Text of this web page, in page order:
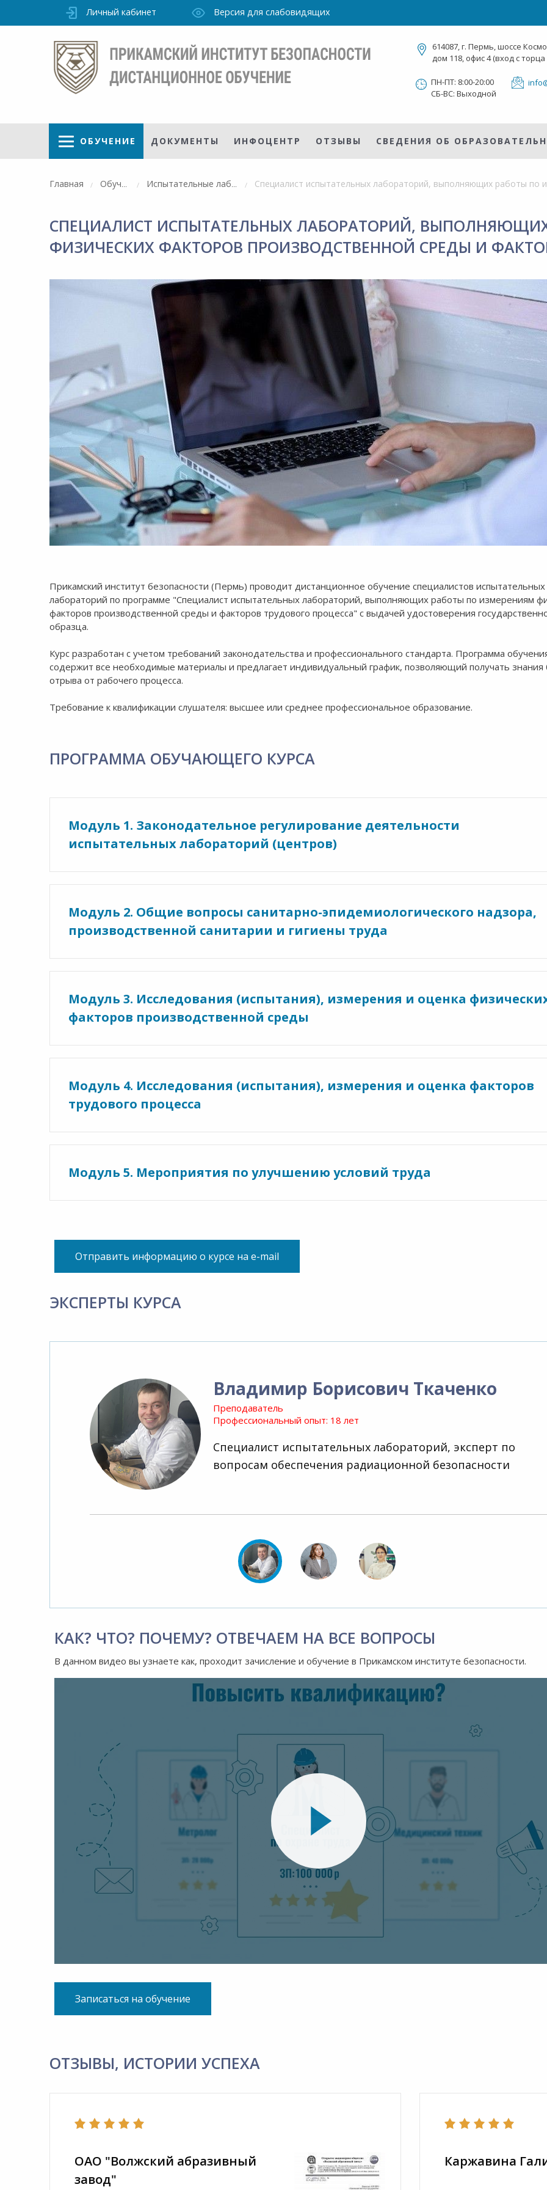
работы
Института
Личный кабинет Версия для слабовидящих
614087, г. Пермь, шоссе
дом 118, офис 4 (вход с
ПН-ПТ: 8:00-20:00
СБ-ВС: Выходной
ОБУЧЕНИЕ ДОКУМЕНТЫ ИНФОЦЕНТР ОТЗЫВЫ СВЕДЕНИЯ ОБ
Главная Обучение Испытательные лаборатории
СПЕЦИАЛИСТ ИСПЫТАТЕЛЬНЫХ ЛАБОРАТОРИЙ,
ФИЗИЧЕСКИХ ФАКТОРОВ ПРОИЗВОДСТВЕННОЙ СРЕДЫ И
Прикамский институт безопасности (Пермь) проводит дистанционное обучение специалистов испытательных
лабораторий по программе "Специалист испытательных лабораторий, выполняющих работы по измерениям
факторов производственной среды и факторов трудового процесса" с выдачей удостоверения
образца.
Курс разработан с учетом требований законодательства и профессионального стандарта. Программа
содержит все необходимые материалы и предлагает индивидуальный график, позволяющий получать знания
отрыва от рабочего процесса.
Требование к квалификации слушателя: высшее или среднее профессиональное образование.
ПРОГРАММА ОБУЧАЮЩЕГО КУРСА
Модуль 1. Законодательное регулирование деятельности
испытательных лабораторий (центров)
Модуль 2. Общие вопросы санитарно-эпидемиологического надзора,
производственной санитарии и гигиены труда
Модуль 3. Исследования (испытания), измерения и оценка
факторов производственной среды
Модуль 4. Исследования (испытания), измерения и оценка факторов
трудового процесса
Модуль 5. Мероприятия по улучшению условий труда
Отправить информацию о курсе на e-mail
ЭКСПЕРТЫ КУРСА
Владимир Борисович Ткаченко
Преподаватель
Профессиональный опыт: 18 лет
Специалист испытательных лабораторий, эксперт по
вопросам обеспечения радиационной безопасности
КАК? ЧТО? ПОЧЕМУ? ОТВЕЧАЕМ НА ВСЕ ВОПРОСЫ
В данном видео вы узнаете как, проходит зачисление и обучение в Прикамском институте безопасности.
Записаться на обучение
ОТЗЫВЫ, ИСТОРИИ УСПЕХА
ОАО "Волжский абразивный
завод"
Каржавина